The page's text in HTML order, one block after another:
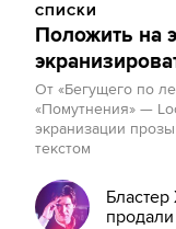
СПИСКИ
Положить на
От «Бегущего по
«Помутнения» —
экранизации
текстом